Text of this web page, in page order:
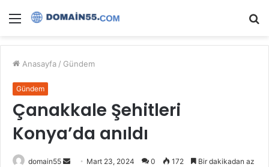
Menü
Anasayfa / Gündem
Gündem
Çanakkale Şehitleri
Konya’da anıldı
domain55
Bir
Mart 23, 2024 0 172 Bir dakikadan az